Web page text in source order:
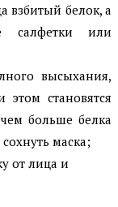
взбитый белок, а
салфетки или
высыхания,
становятся
больше белка
маска;
от лица и